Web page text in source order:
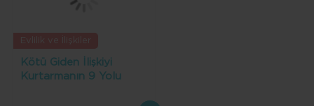
Kötü Giden İlişkiyi
Kurtarmanın 9 Yolu